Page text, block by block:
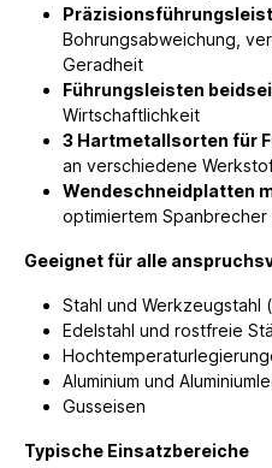
Bohrungsabweichung,
Geradheit
Führungsleisten
Wirtschaftlichkeit
3 Hartmetallsorten für
an verschiedene
Wendeschneidplatten
optimiertem
Geeignet für alle
Stahl und Werkzeugstahl
Edelstahl und rostfreie
Aluminium und
Gusseisen
Typische Einsatzbereiche